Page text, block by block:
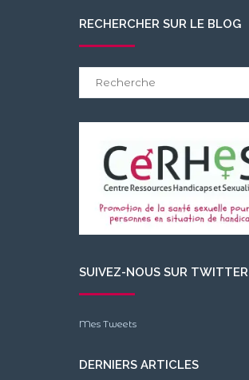
RECHERCHER SUR LE BLOG
SUIVEZ-NOUS SUR TWITTER
Mes Tweets
DERNIERS ARTICLES